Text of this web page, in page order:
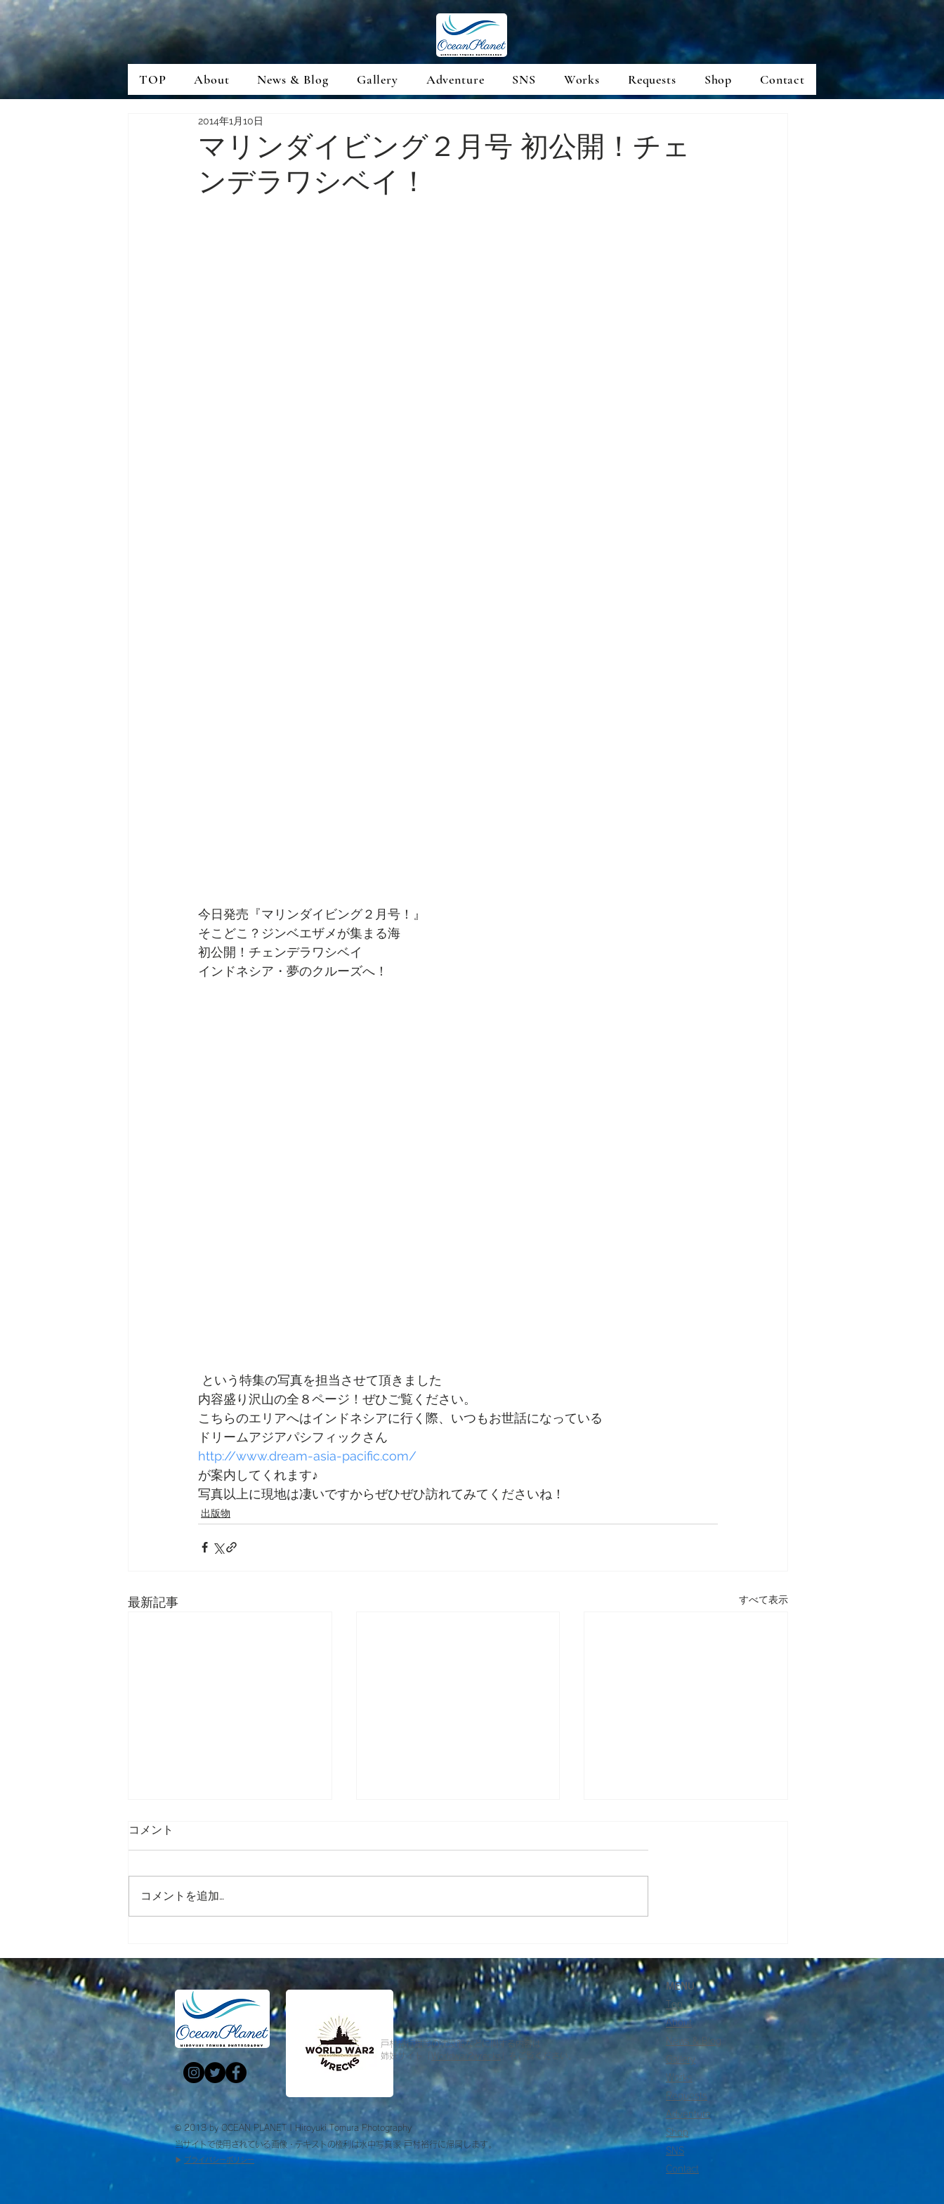
TOP About News & Blog Gallery Adventure SNS Works Requests Shop Contact
マリンダイビング２月号 初公開！チェ
ンデラワシベイ！
2014年1月10日
今日発売『マリンダイビング２月号！』
そこどこ？ジンベエザメが集まる海
初公開！チェンデラワシベイ
インドネシア・夢のクルーズへ！
という特集の写真を担当させて頂きました
内容盛り沢山の全８ページ！ぜひご覧ください。
こちらのエリアへはインドネシアに行く際、いつもお世話になっている
ドリームアジアパシフィックさん
http://www.dream-asia-pacific.com/
が案内してくれます♪
写真以上に現地は凄いですからぜひぜひ訪れてみてくださいね！
出版物
最新記事 すべて表示
売！！
トブック完全受注生産にて販
売します。
が届きました！
コメント
コメントを追加…
戸村裕行撮影の沈没船などに関する内容は
姉妹サイト「
Worldwar2wrecks 」をご覧ください。
© 2018 by OCEAN PLANET | Hiroyuki Tomura Photography
当サイトで使用されている画像・テキストの権利は水中写真家 戸村裕行に帰属します。
​▶︎ プライバシーポリシー
MENU
Top
About
News & Blog
Gallery
Works
Requests
Adventure
Shop
SNS
Contact